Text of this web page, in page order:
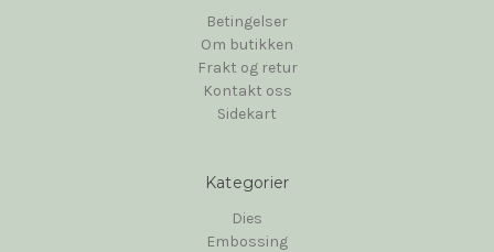
Betingelser
Om butikken
Frakt og retur
Kontakt oss
Sidekart
Kategorier
Dies
Embossing